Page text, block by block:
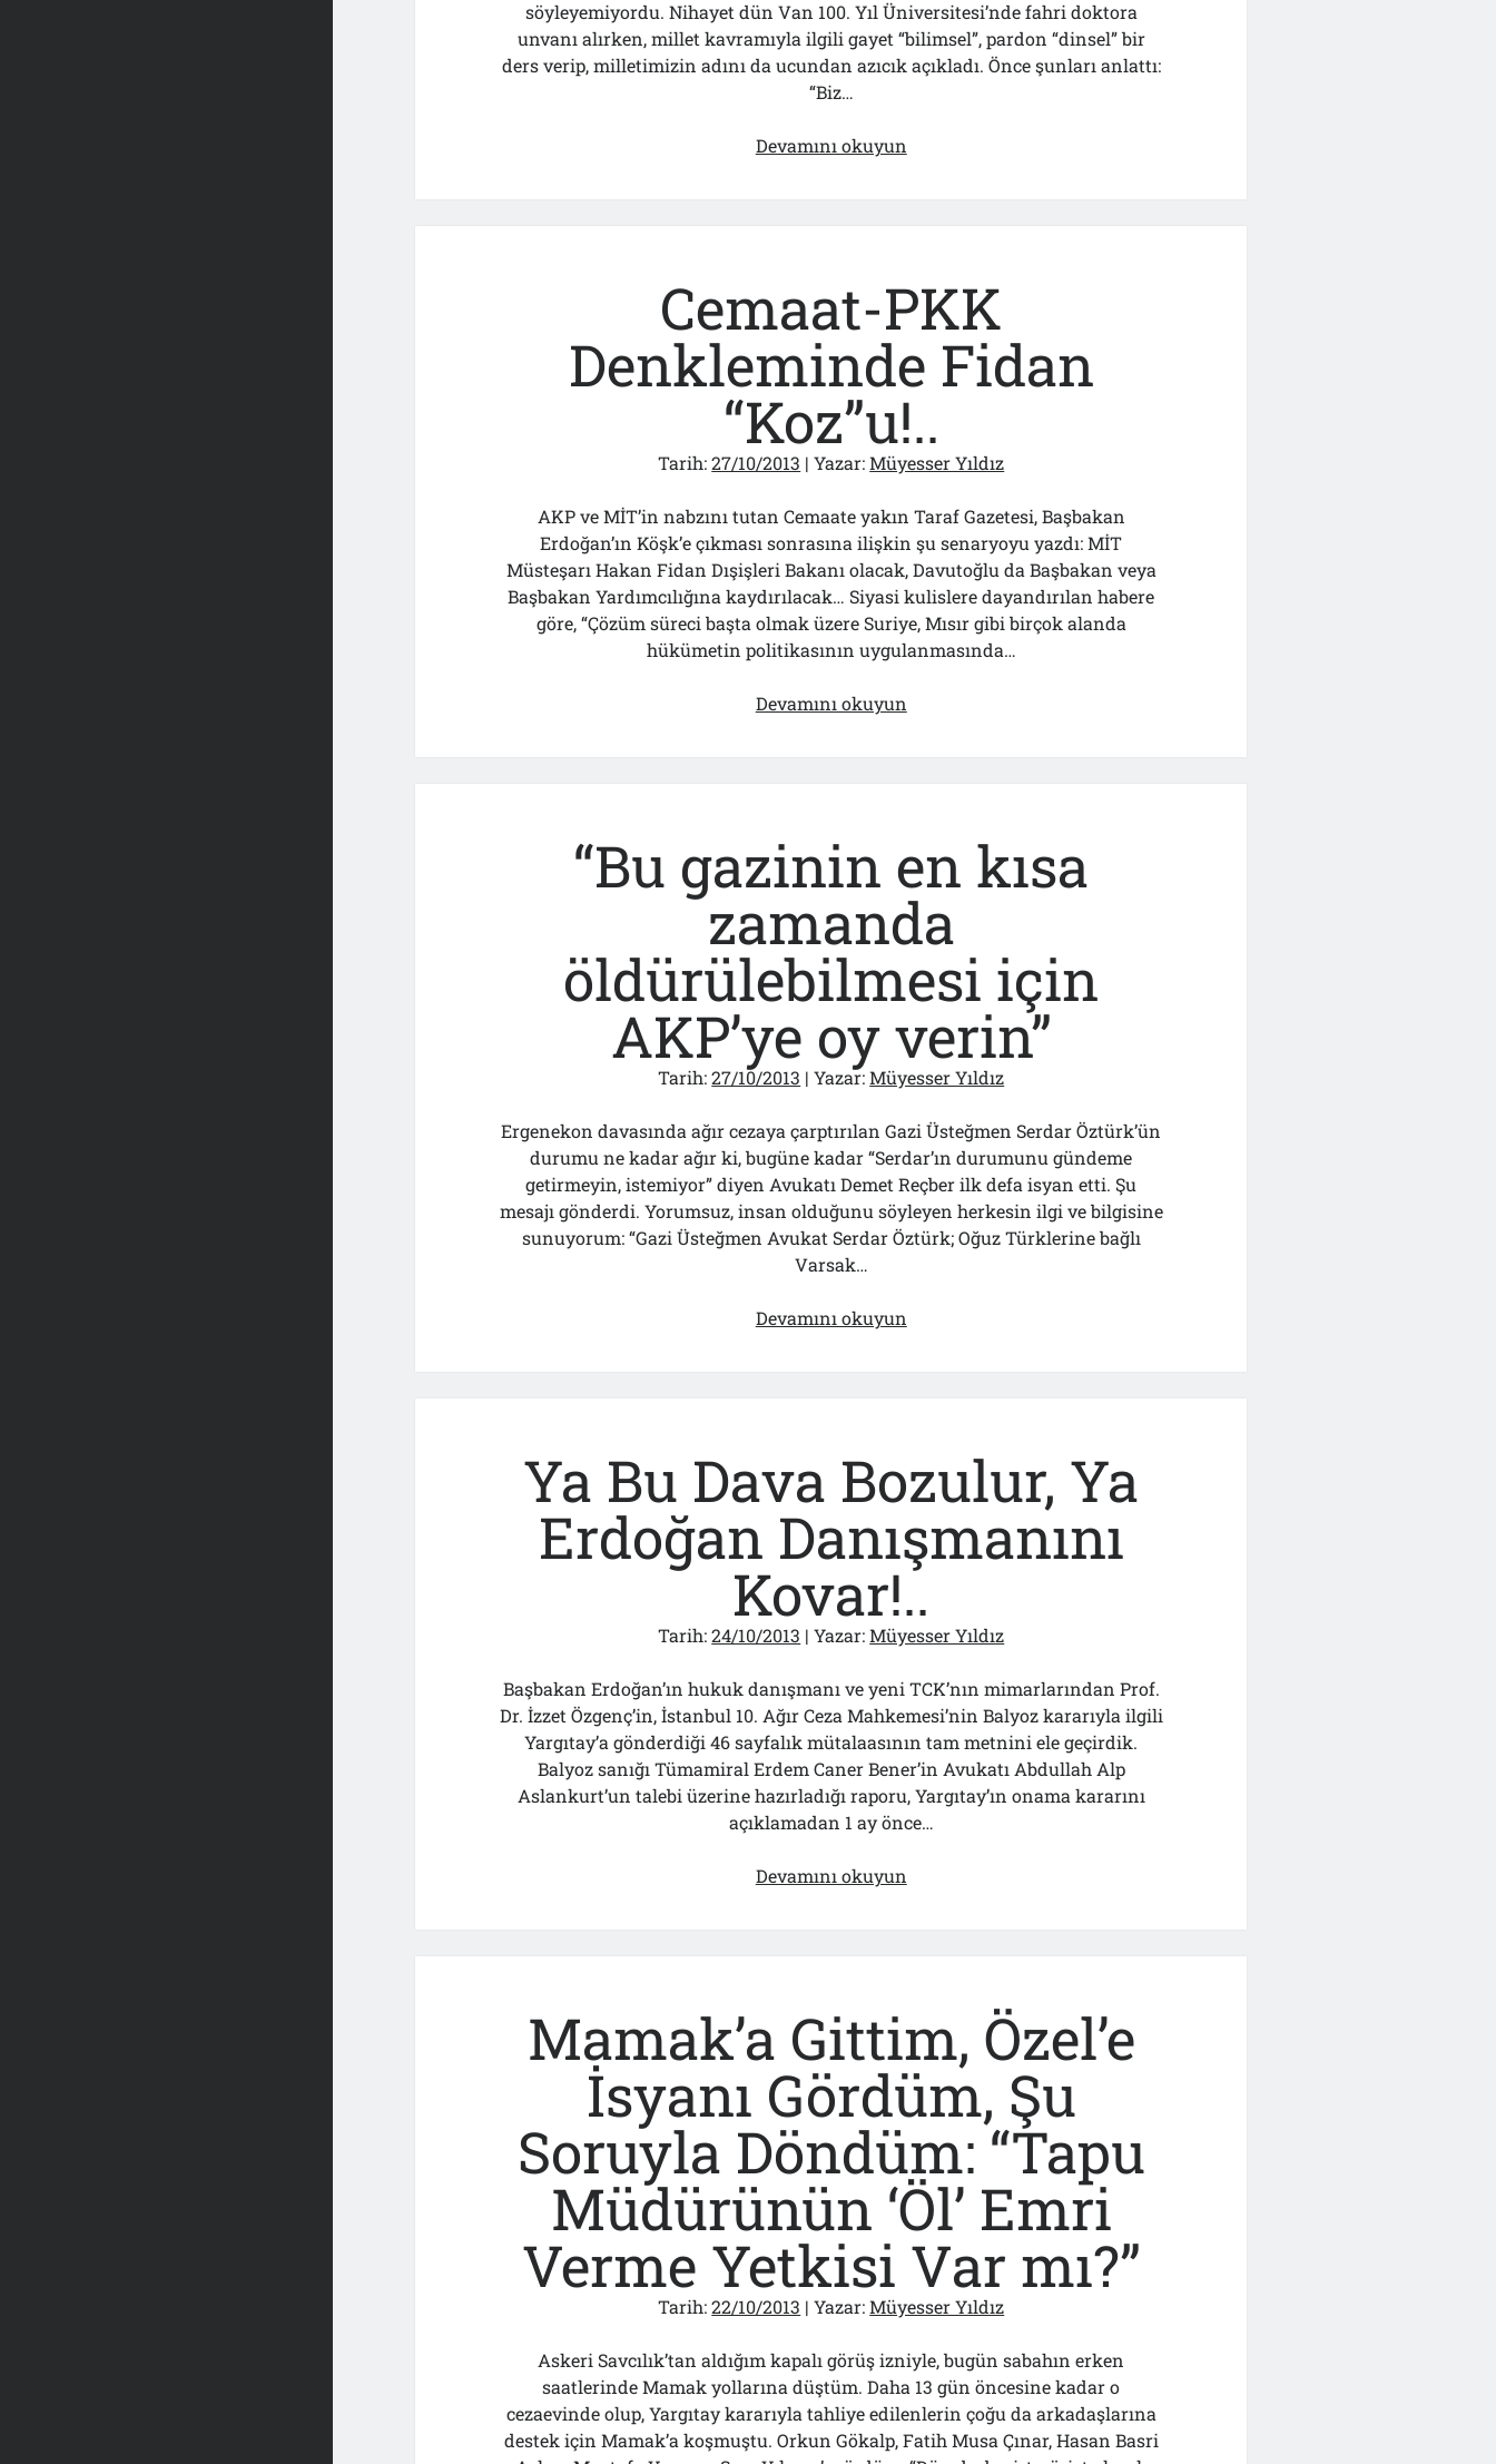
söyleyemiyordu. Nihayet dün Van 100. Yıl Üniversitesi’nde fahri doktora
unvanı alırken, millet kavramıyla ilgili gayet “bilimsel”, pardon “dinsel” bir
ders verip, milletimizin adını da ucundan azıcık açıkladı. Önce şunları anlattı:
“Biz…
Devamını okuyun
Cemaat-PKK
Denkleminde Fidan
“Koz”u!..
Tarih:27/10/2013 | Yazar:Müyesser Yıldız
AKP ve MİT’in nabzını tutan Cemaate yakın Taraf Gazetesi, Başbakan
Erdoğan’ın Köşk’e çıkması sonrasına ilişkin şu senaryoyu yazdı: MİT
Müsteşarı Hakan Fidan Dışişleri Bakanı olacak, Davutoğlu da Başbakan veya
Başbakan Yardımcılığına kaydırılacak… Siyasi kulislere dayandırılan habere
göre, “Çözüm süreci başta olmak üzere Suriye, Mısır gibi birçok alanda
hükümetin politikasının uygulanmasında…
Devamını okuyun
“Bu gazinin en kısa
zamanda
öldürülebilmesi için
AKP’ye oy verin”
Tarih:27/10/2013 | Yazar:Müyesser Yıldız
Ergenekon davasında ağır cezaya çarptırılan Gazi Üsteğmen Serdar Öztürk’ün
durumu ne kadar ağır ki, bugüne kadar “Serdar’ın durumunu gündeme
getirmeyin, istemiyor” diyen Avukatı Demet Reçber ilk defa isyan etti. Şu
mesajı gönderdi. Yorumsuz, insan olduğunu söyleyen herkesin ilgi ve bilgisine
sunuyorum: “Gazi Üsteğmen Avukat Serdar Öztürk; Oğuz Türklerine bağlı
Varsak…
Devamını okuyun
için
AKP’ye
oy
verin”
Ya Bu Dava Bozulur, Ya
Erdoğan Danışmanını
Kovar!..
Tarih:24/10/2013 | Yazar:Müyesser Yıldız
Başbakan Erdoğan’ın hukuk danışmanı ve yeni TCK’nın mimarlarından Prof.
Dr. İzzet Özgenç’in, İstanbul 10. Ağır Ceza Mahkemesi’nin Balyoz kararıyla ilgili
Yargıtay’a gönderdiği 46 sayfalık mütalaasının tam metnini ele geçirdik.
Balyoz sanığı Tümamiral Erdem Caner Bener’in Avukatı Abdullah Alp
Aslankurt’un talebi üzerine hazırladığı raporu, Yargıtay’ın onama kararını
açıklamadan 1 ay önce…
Devamını okuyun
Danışmanını
Kovar!..
Mamak’a Gittim, Özel’e
İsyanı Gördüm, Şu
Soruyla Döndüm: “Tapu
Müdürünün ‘Öl’ Emri
Verme Yetkisi Var mı?”
Tarih:22/10/2013 | Yazar:Müyesser Yıldız
Askeri Savcılık’tan aldığım kapalı görüş izniyle, bugün sabahın erken
saatlerinde Mamak yollarına düştüm. Daha 13 gün öncesine kadar o
cezaevinde olup, Yargıtay kararıyla tahliye edilenlerin çoğu da arkadaşlarına
destek için Mamak’a koşmuştu. Orkun Gökalp, Fatih Musa Çınar, Hasan Basri